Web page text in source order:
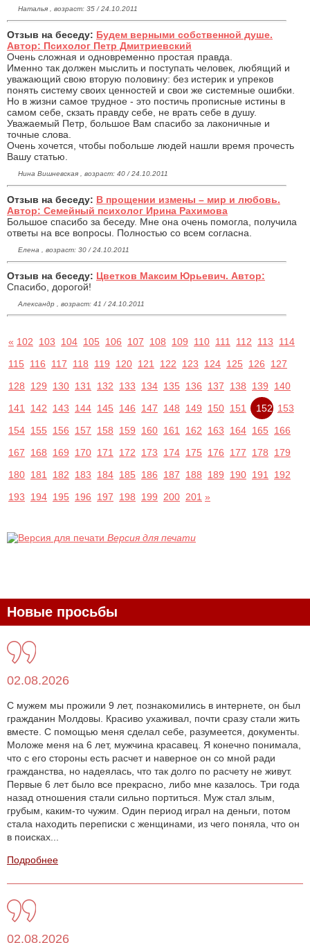
Наталья , возраст: 35 / 24.10.2011
Отзыв на беседу: Будем верными собственной душе.
Автор: Психолог Петр Дмитриевский
Очень сложная и одновременно простая правда.
Именно так должен мыслить и поступать человек, любящий и
уважающий свою вторую половину: без истерик и упреков
понять систему своих ценностей и свои же системные ошибки.
Но в жизни самое трудное - это постичь прописные истины в
самом себе, скзать правду себе, не врать себе в душу.
Уважаемый Петр, большое Вам спасибо за лаконичные и
точные слова.
Очень хочется, чтобы побольше людей нашли время прочесть
Вашу статью.
Нина Вишневская , возраст: 40 / 24.10.2011
Отзыв на беседу: В прощении измены – мир и любовь.
Автор: Семейный психолог Ирина Рахимова
Большое спасибо за беседу. Мне она очень помогла, получила
ответы на все вопросы. Полностью со всем согласна.
Елена , возраст: 30 / 24.10.2011
Отзыв на беседу: Цветков Максим Юрьевич. Автор:
Спасибо, дорогой!
Александр , возраст: 41 / 24.10.2011
« 102 103 104 105 106 107 108 109 110 111 112 113
114
115
116 117 118 119 120 121 122 123 124 125 126
127
128
129 130 131 132 133 134 135 136 137 138 139
140
141
142 143 144 145 146 147 148 149 150 151 152 153
154 155 156 157 158 159 160 161 162 163 164 165
166
167
168 169 170 171 172 173 174 175 176 177 178
179
180 181 182 183 184 185 186 187 188 189 190 191
192
193
194 195 196 197 198 199 200 201 »
Версия для печати
Новые просьбы
02.08.2026
С мужем мы прожили 9 лет, познакомились в интернете, он был
гражданин Молдовы. Красиво ухаживал, почти сразу стали жить
вместе. С помощью меня сделал себе, разумеется, документы.
Моложе меня на 6 лет, мужчина красавец. Я конечно понимала,
что с его стороны есть расчет и наверное он со мной ради
гражданства, но надеялась, что так долго по расчету не живут.
Первые 6 лет было все прекрасно, либо мне казалось. Три года
назад отношения стали сильно портиться. Муж стал злым,
грубым, каким-то чужим. Один период играл на деньги, потом
стала находить переписки с женщинами, из чего поняла, что он
в поисках...
Подробнее
02.08.2026